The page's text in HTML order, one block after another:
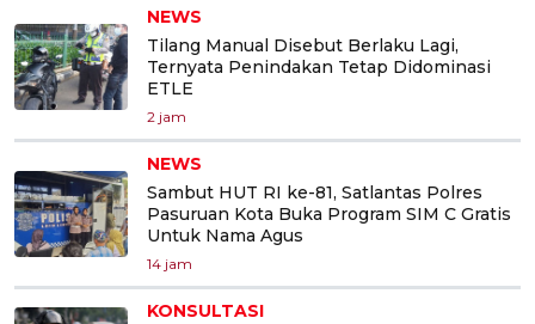
NEWS
Tilang Manual Disebut Berlaku Lagi,
Ternyata Penindakan Tetap Didominasi
ETLE
2 jam
NEWS
Sambut HUT RI ke-81, Satlantas Polres
Pasuruan Kota Buka Program SIM C Gratis
Untuk Nama Agus
14 jam
KONSULTASI